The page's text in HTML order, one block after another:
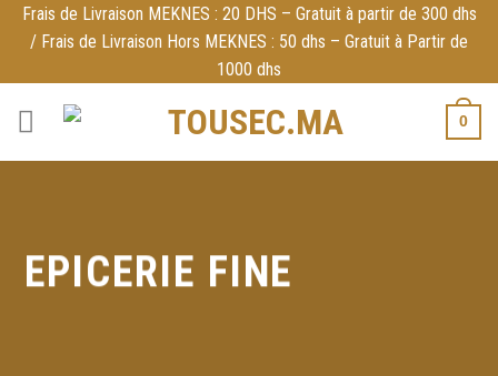
Skip
content
Frais de Livraison MEKNES : 20 DHS – Gratuit à partir de 300 dhs
/ Frais de Livraison Hors MEKNES : 50 dhs – Gratuit à Partir de
1000 dhs
0
EPICERIE FINE